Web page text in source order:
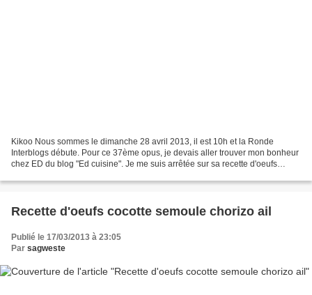
Kikoo Nous sommes le dimanche 28 avril 2013, il est 10h et la Ronde
Interblogs débute. Pour ce 37ème opus, je devais aller trouver mon bonheur
chez ED du blog "Ed cuisine". Je me suis arrêtée sur sa recette d'oeufs
Recette d'oeufs cocotte semoule chorizo ail
Publié le 17/03/2013 à 23:05
Par sagweste